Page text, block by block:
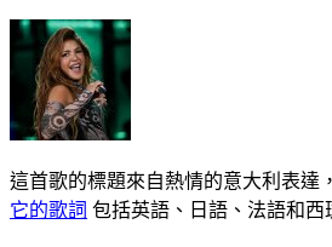
這首歌的標題來自熱情的意大利表達
它的歌詞 包括英語、日語、法語和西